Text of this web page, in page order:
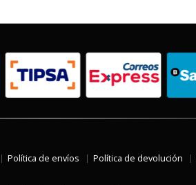
Política de envíos Política de devolución